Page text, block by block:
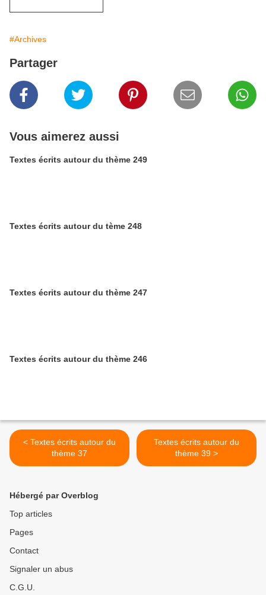
#Archives
Partager
Vous aimerez aussi
Textes écrits autour du thème 249
Textes écrits autour du tème 248
Textes écrits autour du thème 247
Textes écrits autour du thème 246
< Textes écrits autour du
thème 37
Textes écrits autour du
thème 39 >
Hébergé par Overblog
Top articles
Pages
Contact
Signaler un abus
C.G.U.